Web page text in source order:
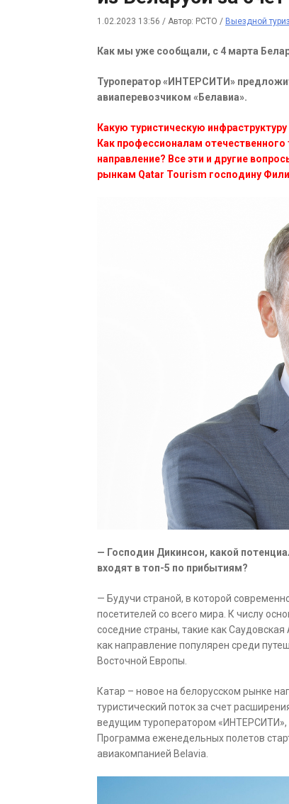
1.02.2023 13:56 / Автор: РСТО / Выездной
Как мы уже сообщали, с 4 марта
Туроператор «ИНТЕРСИТИ»
авиаперевозчиком «Белавиа».
Какую туристическую
Как профессионалам отечественного
направление? Все эти и другие
рынкам Qatar Tourism господину
— Господин Дикинсон, какой
входят в топ-5 по прибытиям?
— Будучи страной, в которой
посетителей со всего мира. К числу
соседние страны, такие как
как направление популярен среди
Восточной Европы.
Катар – новое на белорусском рынке
туристический поток за счет
ведущим туроператором «ИНТЕРСИТИ»,
Программа еженедельных полетов
авиакомпанией Belavia.